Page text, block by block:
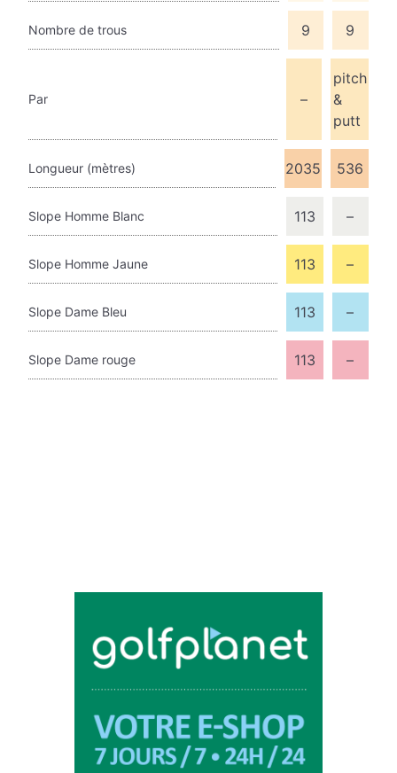
Nombre de trous 9 9
Par –
pitch
&
putt
Longueur (mètres) 2035 536
Slope Homme Blanc 113 –
Slope Homme Jaune 113 –
Slope Dame Bleu 113 –
Slope Dame rouge 113 –